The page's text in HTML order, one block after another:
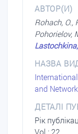
АВТОР(И)
Rohach, O.,
Pohorielov,
НАЗВА
and
ДЕТАЛІ
Рік
Vol.: 22